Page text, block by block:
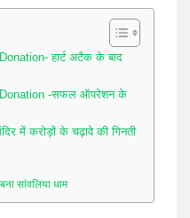
हार्ट अटैक के बाद
Donation -सफल ऑपरेशन के
में करोड़ों के चढ़ावे की गिनती
सांवलिया धाम